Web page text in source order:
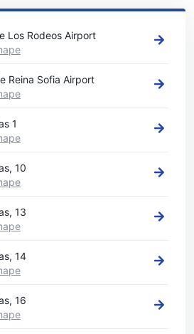
áut v krajine Tenerife
Los Rodeos Airport
Reina Sofia Airport
1
10
13
14
16